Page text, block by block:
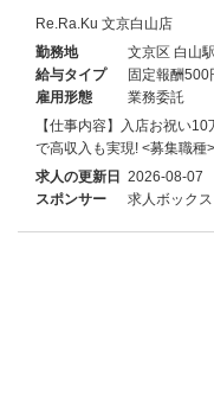
Re.Ra.Ku 文京白山店
勤務地
文京区 白山駅
給与タイプ
固定報酬500
雇用形態
業務委託
【仕事内容】入店お祝い
で高収入も実現! <募集職種
求人の更新日 2026-08-07
スポンサー
求人ボックス